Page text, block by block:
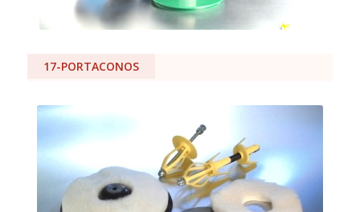
17-PORTACONOS